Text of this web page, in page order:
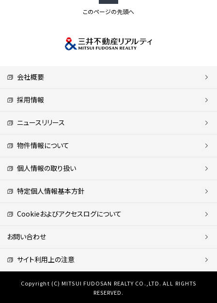
このページの先頭へ
会社概要
採用情報
ニュースリリース
物件情報について
個人情報の取り扱い
特定個人情報基本方針
Cookieおよびアクセスログについて
お問い合わせ
サイト利用上の注意
Copyright (C) MITSUI FUDOSAN REALTY CO.,LTD. ALL RIGHTS
RESERVED.